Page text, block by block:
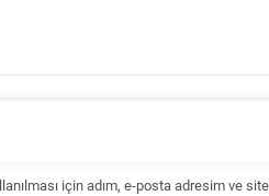
için adım, e-posta adresim ve